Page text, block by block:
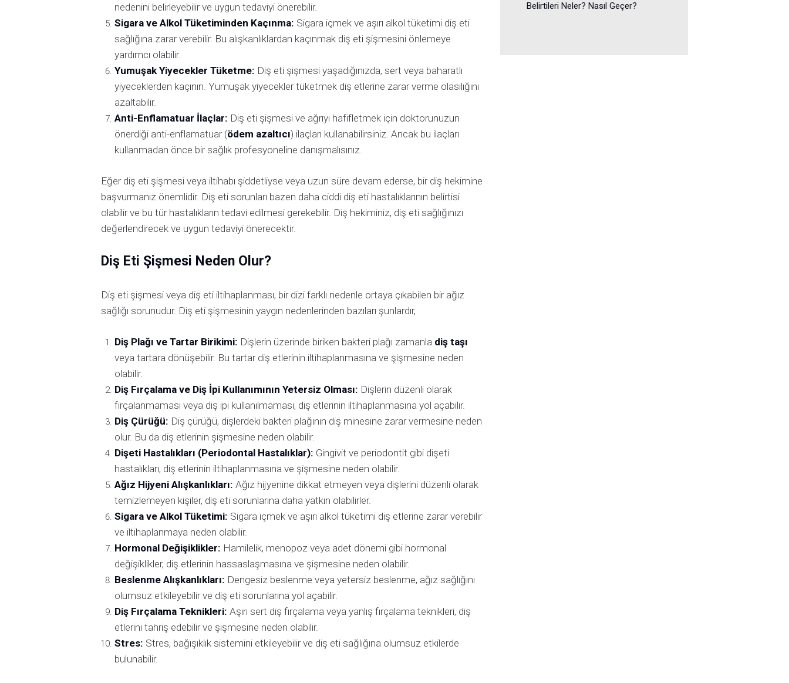
nedenini belirleyebilir ve uygun tedaviyi önerebilir.
Sigara ve Alkol Tüketiminden Kaçınma: Sigara içmek ve aşırı alkol tüketimi diş eti
sağlığına zarar verebilir. Bu alışkanlıklardan kaçınmak diş eti şişmesini önlemeye
yardımcı olabilir.
Yumuşak Yiyecekler Tüketme: Diş eti şişmesi yaşadığınızda, sert veya baharatlı
yiyeceklerden kaçının. Yumuşak yiyecekler tüketmek diş etlerine zarar verme olasılığını
azaltabilir.
Anti-Enflamatuar İlaçlar: Diş eti şişmesi ve ağrıyı hafifletmek için doktorunuzun
önerdiği anti-enflamatuar (ödem azaltıcı) ilaçları kullanabilirsiniz. Ancak bu ilaçları
kullanmadan önce bir sağlık profesyoneline danışmalısınız.
Eğer diş eti şişmesi veya iltihabı şiddetliyse veya uzun süre devam ederse, bir diş hekimine
başvurmanız önemlidir. Diş eti sorunları bazen daha ciddi diş eti hastalıklarının belirtisi
olabilir ve bu tür hastalıkların tedavi edilmesi gerekebilir. Diş hekiminiz, diş eti sağlığınızı
değerlendirecek ve uygun tedaviyi önerecektir.
Diş Eti Şişmesi Neden Olur?
Diş eti şişmesi veya diş eti iltihaplanması, bir dizi farklı nedenle ortaya çıkabilen bir ağız
sağlığı sorunudur. Diş eti şişmesinin yaygın nedenlerinden bazıları şunlardır,
Diş Plağı ve Tartar Birikimi: Dişlerin üzerinde biriken bakteri plağı zamanla diş taşı
veya tartara dönüşebilir. Bu tartar diş etlerinin iltihaplanmasına ve şişmesine neden
olabilir.
Diş Fırçalama ve Diş İpi Kullanımının Yetersiz Olması: Dişlerin düzenli olarak
fırçalanmaması veya diş ipi kullanılmaması, diş etlerinin iltihaplanmasına yol açabilir.
Diş Çürüğü: Diş çürüğü, dişlerdeki bakteri plağının diş minesine zarar vermesine neden
olur. Bu da diş etlerinin şişmesine neden olabilir.
Dişeti Hastalıkları (Periodontal Hastalıklar): Gingivit ve periodontit gibi dişeti
hastalıkları, diş etlerinin iltihaplanmasına ve şişmesine neden olabilir.
Ağız Hijyeni Alışkanlıkları: Ağız hijyenine dikkat etmeyen veya dişlerini düzenli olarak
temizlemeyen kişiler, diş eti sorunlarına daha yatkın olabilirler.
Sigara ve Alkol Tüketimi: Sigara içmek ve aşırı alkol tüketimi diş etlerine zarar verebilir
ve iltihaplanmaya neden olabilir.
Hormonal Değişiklikler: Hamilelik, menopoz veya adet dönemi gibi hormonal
değişiklikler, diş etlerinin hassaslaşmasına ve şişmesine neden olabilir.
Beslenme Alışkanlıkları: Dengesiz beslenme veya yetersiz beslenme, ağız sağlığını
olumsuz etkileyebilir ve diş eti sorunlarına yol açabilir.
Diş Fırçalama Teknikleri: Aşırı sert diş fırçalama veya yanlış fırçalama teknikleri, diş
etlerini tahriş edebilir ve şişmesine neden olabilir.
Stres: Stres, bağışıklık sistemini etkileyebilir ve diş eti sağlığına olumsuz etkilerde
bulunabilir.
Belirtileri Neler? Nasıl Geçer?